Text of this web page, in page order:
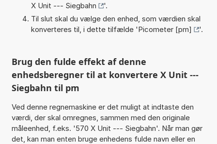
X Unit --- Siegbahn
'.
Til slut skal du vælge den enhed, som værdien skal
konverteres til, i dette tilfælde 'Picometer [pm] '.
Brug den fulde effekt af denne
enhedsberegner til at konvertere X Unit ---
Siegbahn til pm
Ved denne regnemaskine er det muligt at indtaste den
værdi, der skal omregnes, sammen med den originale
måleenhed, f.eks. '570 X Unit --- Siegbahn'. Når man gør
det, kan man enten bruge enhedens fulde navn eller en